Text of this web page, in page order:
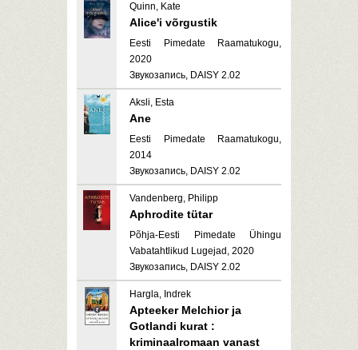
Quinn, Kate
Alice'i võrgustik
Eesti Pimedate Raamatukogu,
2020
Звукозапись, DAISY 2.02
Aksli, Esta
Ane
Eesti Pimedate Raamatukogu,
2014
Звукозапись, DAISY 2.02
Vandenberg, Philipp
Aphrodite tütar
Põhja-Eesti Pimedate Ühingu
Vabatahtlikud Lugejad, 2020
Звукозапись, DAISY 2.02
Hargla, Indrek
Apteeker Melchior ja
Gotlandi kurat :
kriminaalromaan vanast